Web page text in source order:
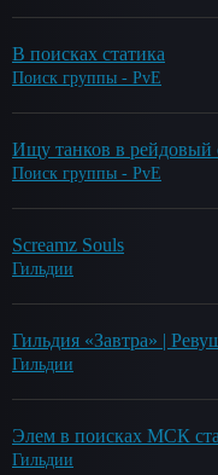
В поисках статика
Поиск группы - PvE
Ищу танков в рейдовый
Поиск группы - PvE
Screamz Souls
Гильдии
Гильдия «Завтра» |
Гильдии
Элем в поисках МСК
Гильдии